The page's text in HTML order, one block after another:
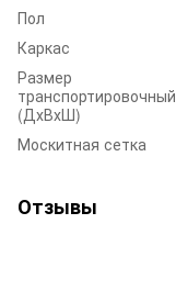
Пол
Каркас
Размер
транспортировочный
(ДхВхШ)
Москитная сетка
Отзывы